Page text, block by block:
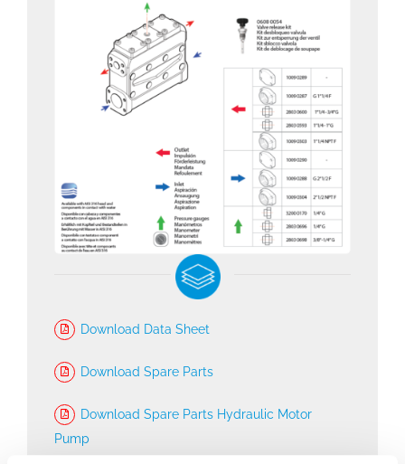
Download Data Sheet
Download Spare Parts
Download Spare Parts Hydraulic Motor
Pump